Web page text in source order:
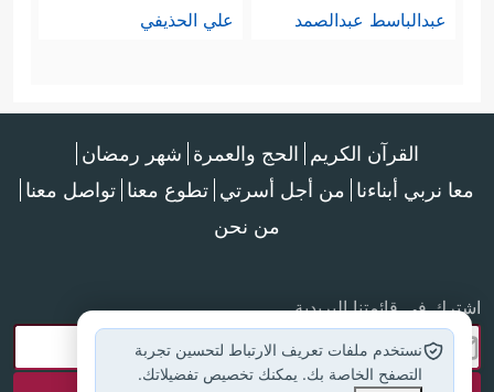
عبدالباسط عبدالصمد علي الحذيفي
القرآن الكريم الحج والعمرة شهر رمضان
معا نربي أبناءنا من أجل أسرتي تطوع معنا تواصل معنا
من نحن
اشترك في قائمتنا البريدية
نستخدم ملفات تعريف الارتباط لتحسين تجربة
التصفح الخاصة بك. يمكنك تخصيص تفضيلاتك.